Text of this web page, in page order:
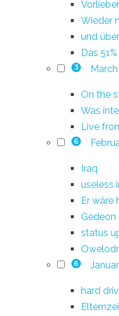
Wieder
und
Das
3
On the
Was
Live
6
Iraq
useless
Er wäre
Gedeon
status
6
hard